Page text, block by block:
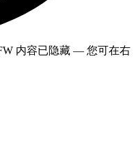
内容已隐藏 — 您可在右